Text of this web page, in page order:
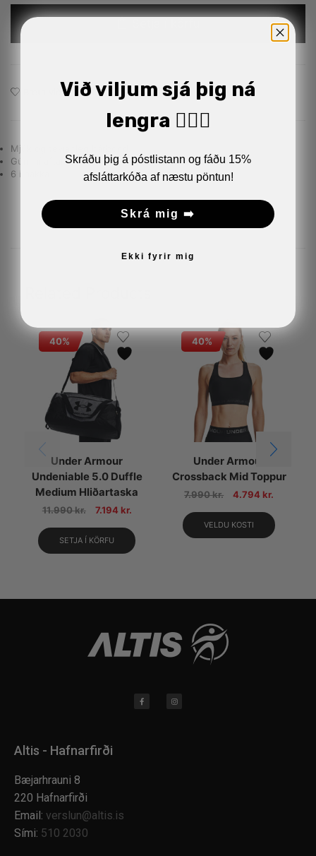
Bæta við á óskalistann
Mjúk og teyjanleg hárbönd.
Gúmmí aftan á sem heldur hárbandinu á sínum stað
6 í pakka
40%
Under Armour
Undeniable 5.0 Duffle
Medium Hliðartaska
11.990kr. 7.194 kr.
SETJA Í KÖRFU
40%
Under Armour
Crossback Mid Toppur
7.990kr. 4.794 kr.
VELDU KOSTI
Altis - Hafnarfirði
Bæjarhrauni 8
220 Hafnarfirði
Email: verslun@altis.is
Sími: 510 2030
Við viljum sjá þig ná
lengra 🏋🏼‍♂️
Skráðu þig á póstlistann og fáðu 15%
afsláttarkóða af næstu pöntun!
Skrá mig ➡️
Ekki fyrir mig